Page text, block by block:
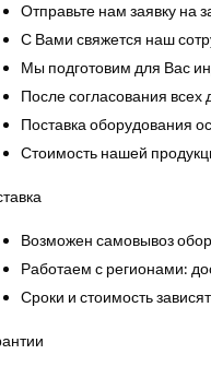
Отправьте нам заявку на
С Вами свяжется наш
Мы подготовим для Вас
После согласования всех
Поставка оборудования
Стоимость нашей
Возможен самовывоз
Работаем с регионами:
Сроки и стоимость